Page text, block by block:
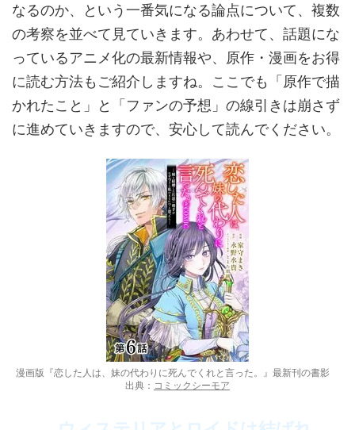
なるのか、という一番気になる論点について、複数
の考察を並べて見ていきます。あわせて、話題にな
っているアニメ化の最新情報や、原作・漫画をお得
に読む方法もご紹介しますね。ここでも「原作で描
かれたこと」と「ファンの予想」の線引きは崩さず
に進めていきますので、安心して読んでください。
漫画版『恋した人は、妹の代わりに死んでくれと言った。』最新刊の書影
出典： コミックシーモア